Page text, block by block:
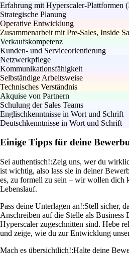
Erfahrung mit Hyperscaler-Plattformen
Strategische Planung
Operative Entwicklung
Zusammenarbeit mit Pre-Sales, Inside
Verkaufskompetenz
Kunden- und Serviceorientierung
Netzwerkpflege
Kommunikationsfähigkeit
Selbständige Arbeitsweise
Technisches Verständnis
Akquise von Partnern
Schulung der Sales Teams
Englischkenntnisse in Wort und Schrift
Deutschkenntnisse in Wort und Schrift
Einige Tipps für deine
Sei authentisch!:Zeig uns, wer du
ist wichtig, also lass sie in deiner
es, zu formell zu sein – wir wollen dich
Lebenslauf.
Pass deine Unterlagen an!:Stell sicher,
Anschreiben auf die Stelle als Business
Hyperscaler zugeschnitten sind. Hebe
und zeige, wie du zur Entwicklung
Mach es übersichtlich!:Halte deine